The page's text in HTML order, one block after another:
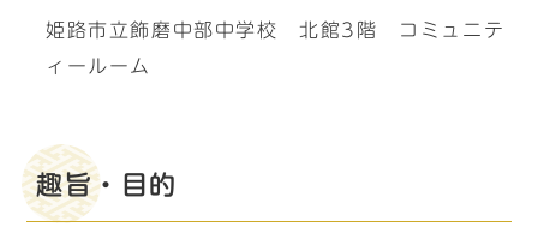
姫路市立飾磨中部中学校 北館3階 コミュニテ
ィールーム
趣旨・目的